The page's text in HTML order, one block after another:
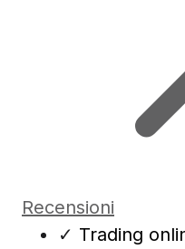
Recensioni
✓ Trading